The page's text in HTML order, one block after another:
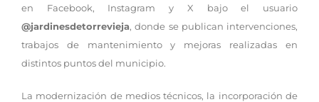
en Facebook, Instagram y X bajo el usuario
@jardinesdetorrevieja, donde se publican intervenciones,
trabajos de mantenimiento y mejoras realizadas en
distintos puntos del municipio.
La modernización de medios técnicos, la incorporación de